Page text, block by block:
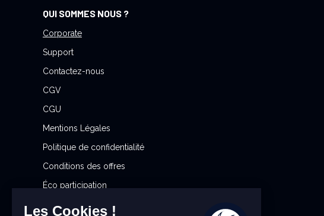
QUI SOMMES NOUS ?
Corporate
Support
Contactez-nous
CGV
CGU
Mentions Légales
Politique de confidentialité
Conditions des offres
Éco participation
Gérer mes préférences cookies